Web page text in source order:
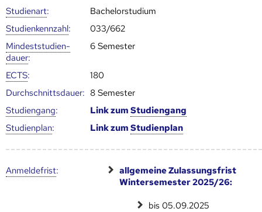
Studienart:
Bachelorstudium
Studien­kenn­zahl:
033/662
Mindest­studien­
dauer:
6 Semester
ECTS:
180
Durch­schnitts­dauer: 8 Semester
Studien­gang: Link zumStudien­gang
Studien­plan: Link zumStudien­plan
Anmelde­frist:
allgemeine Zulassungsfrist
Wintersemester 2025/26:
bis 05.09.2025